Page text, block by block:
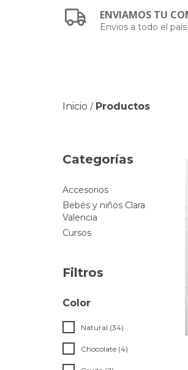
ENVIAMOS TU
Envios a todo el
Inicio / Productos
Categorías
Accesorios
Bebés y niños Clara
Valencia
Cursos
Filtros
Color
Natural (34)
Chocolate (4)